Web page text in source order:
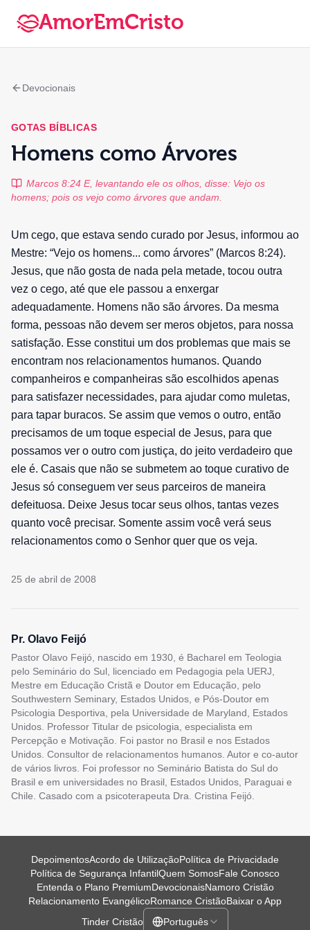
AmorEmCristo
Devocionais
GOTAS BÍBLICAS
Homens como Árvores
Marcos 8:24 E, levantando ele os olhos, disse: Vejo os
homens; pois os vejo como árvores que andam.
Um cego, que estava sendo curado por Jesus, informou ao
Mestre: “Vejo os homens... como árvores” (Marcos 8:24).
Jesus, que não gosta de nada pela metade, tocou outra
vez o cego, até que ele passou a enxergar
adequadamente. Homens não são árvores. Da mesma
forma, pessoas não devem ser meros objetos, para nossa
satisfação. Esse constitui um dos problemas que mais se
encontram nos relacionamentos humanos. Quando
companheiros e companheiras são escolhidos apenas
para satisfazer necessidades, para ajudar como muletas,
para tapar buracos. Se assim que vemos o outro, então
precisamos de um toque especial de Jesus, para que
possamos ver o outro com justiça, do jeito verdadeiro que
ele é. Casais que não se submetem ao toque curativo de
Jesus só conseguem ver seus parceiros de maneira
defeituosa. Deixe Jesus tocar seus olhos, tantas vezes
quanto você precisar. Somente assim você verá seus
relacionamentos como o Senhor quer que os veja.
25 de abril de 2008
Pr. Olavo Feijó
Pastor Olavo Feijó, nascido em 1930, é Bacharel em Teologia
pelo Seminário do Sul, licenciado em Pedagogia pela UERJ,
Mestre em Educação Cristã e Doutor em Educação, pelo
Southwestern Seminary, Estados Unidos, e Pós-Doutor em
Psicologia Desportiva, pela Universidade de Maryland, Estados
Unidos. Professor Titular de psicologia, especialista em
Percepção e Motivação. Foi pastor no Brasil e nos Estados
Unidos. Consultor de relacionamentos humanos. Autor e co-autor
de vários livros. Foi professor no Seminário Batista do Sul do
Brasil e em universidades no Brasil, Estados Unidos, Paraguai e
Chile. Casado com a psicoterapeuta Dra. Cristina Feijó.
DepoimentosAcordo de UtilizaçãoPolítica de Privacidade
Política de Segurança InfantilQuem SomosFale Conosco
Entenda o Plano PremiumDevocionaisNamoro Cristão
Relacionamento EvangélicoRomance CristãoBaixar o App
Tinder Cristão
Português